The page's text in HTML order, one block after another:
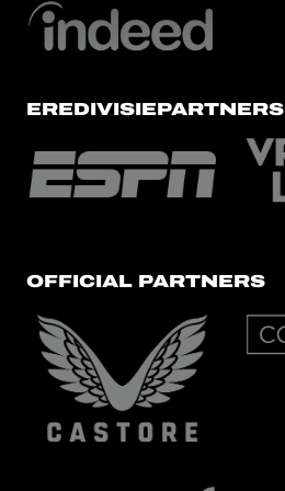
EREDIVISIEPARTNERS
OFFICIAL PARTNERS